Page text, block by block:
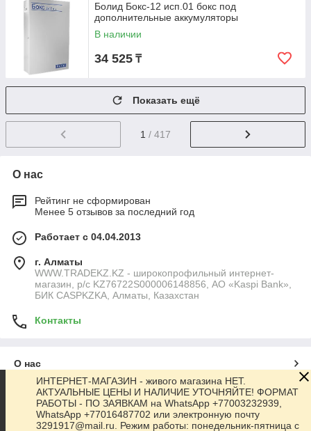
Болид Бокс-12 исп.01 бокс под
дополнительные аккумуляторы
В наличии
34 525 ₸
Показать ещё
1 / 417
О нас
Рейтинг не сформирован
Менее 5 отзывов за последний год
Работает с 04.04.2013
г. Алматы
WWW.TRADEKZ.KZ - широкопрофильный интернет-
магазин, р/с KZ76722S000006148856, АО «Kaspi Bank»,
БИК CASPKZKA, Алматы, Казахстан
Контакты
О нас
Контакты
ИНТЕРНЕТ-МАГАЗИН - живого магазина НЕТ.
АКТУАЛЬНЫЕ ЦЕНЫ И НАЛИЧИЕ УТОЧНЯЙТЕ! ФОРМАТ
РАБОТЫ - ПО ЗАЯВКАМ на WhatsApp +77003232939,
WhatsApp +77016487702 или электронную почту
3291917@mail.ru. Режим работы: понедельник-пятница с